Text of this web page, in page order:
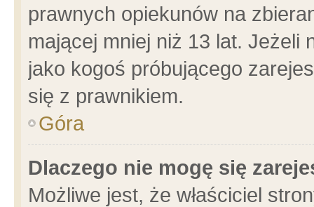
prawnych opiekunów na
mającej mniej niż 13 lat. Jeżeli
jako kogoś próbującego
się z prawnikiem.
Góra
Dlaczego nie mogę się
Możliwe jest, że właściciel